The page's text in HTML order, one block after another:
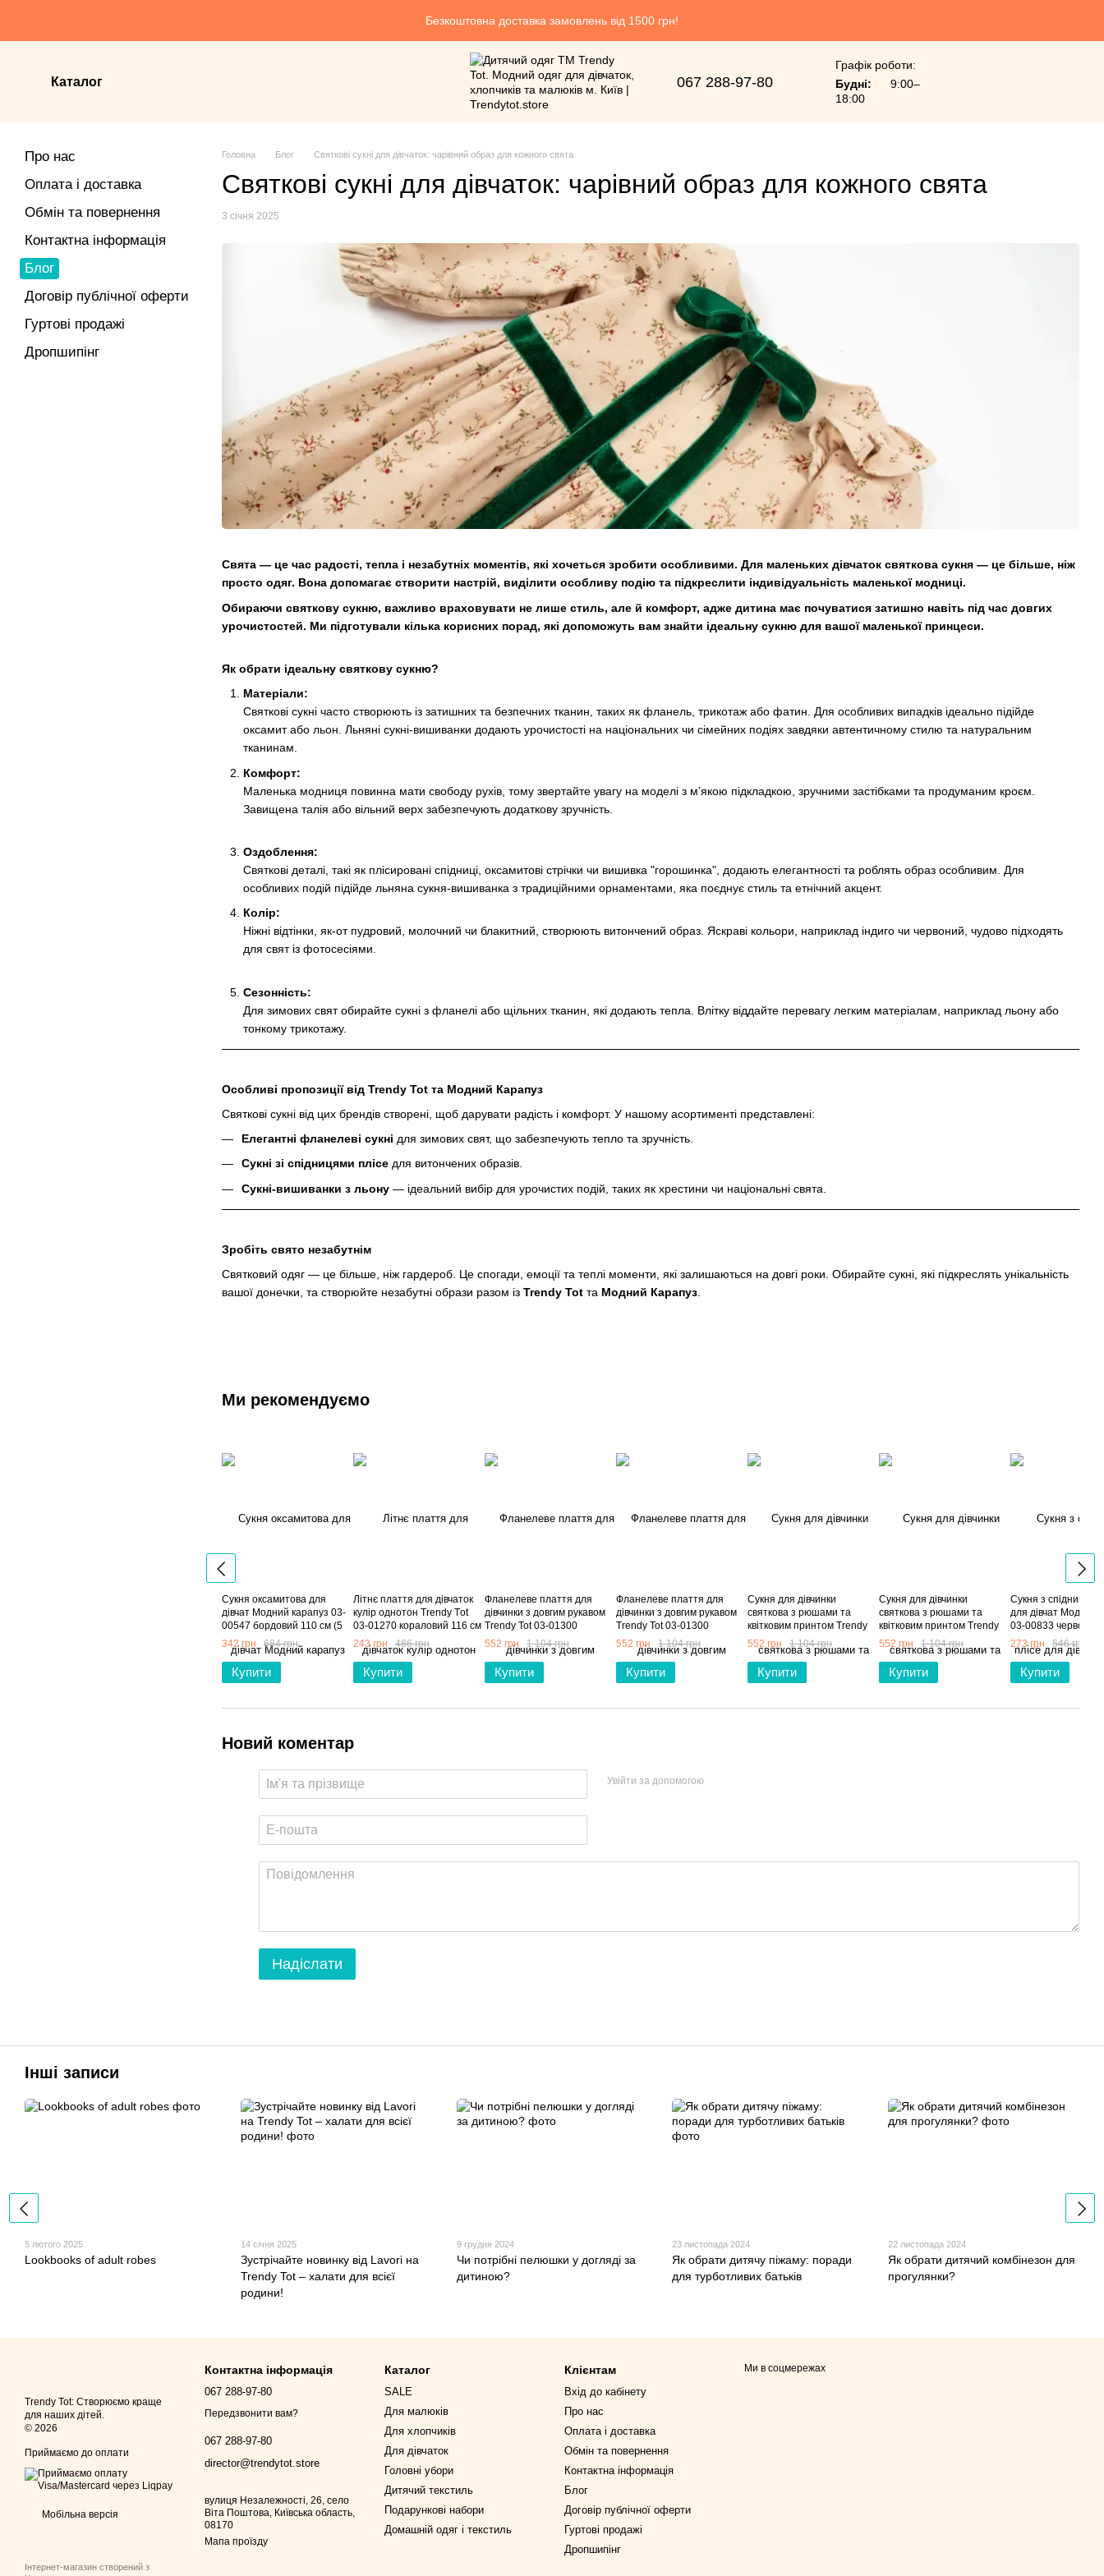
Безкоштовна доставка замовлень від 1500 грн!
Каталог 067 288-97-80
Графік роботи:
Будні:
9:00–
18:00
Головна Блог Святкові сукні для дівчаток: чарівний образ для кожного свята
Святкові сукні для дівчаток: чарівний образ для кожного свята
3 січня 2025
Свята — це час радості, тепла і незабутніх моментів, які хочеться зробити особливими. Для маленьких дівчаток святкова сукня — це більше, ніж
просто одяг. Вона допомагає створити настрій, виділити особливу подію та підкреслити індивідуальність маленької модниці.
Обираючи святкову сукню, важливо враховувати не лише стиль, але й комфорт, адже дитина має почуватися затишно навіть під час довгих
урочистостей. Ми підготували кілька корисних порад, які допоможуть вам знайти ідеальну сукню для вашої маленької принцеси.
Як обрати ідеальну святкову сукню?
Матеріали:
Святкові сукні часто створюють із затишних та безпечних тканин, таких як фланель, трикотаж або фатин. Для особливих випадків ідеально підійде
оксамит або льон. Льняні сукні-вишиванки додають урочистості на національних чи сімейних подіях завдяки автентичному стилю та натуральним
тканинам.
Комфорт:
Маленька модниця повинна мати свободу рухів, тому звертайте увагу на моделі з м’якою підкладкою, зручними застібками та продуманим кроєм.
Завищена талія або вільний верх забезпечують додаткову зручність.
Оздоблення:
Святкові деталі, такі як плісировані спідниці, оксамитові стрічки чи вишивка "горошинка", додають елегантності та роблять образ особливим. Для
особливих подій підійде льняна сукня-вишиванка з традиційними орнаментами, яка поєднує стиль та етнічний акцент.
Колір:
Ніжні відтінки, як-от пудровий, молочний чи блакитний, створюють витончений образ. Яскраві кольори, наприклад індиго чи червоний, чудово підходять
для свят із фотосесіями.
Сезонність:
Для зимових свят обирайте сукні з фланелі або щільних тканин, які додають тепла. Влітку віддайте перевагу легким матеріалам, наприклад льону або
тонкому трикотажу.
Особливі пропозиції від Trendy Tot та Модний Карапуз
Святкові сукні від цих брендів створені, щоб дарувати радість і комфорт. У нашому асортименті представлені:
Елегантні фланелеві сукні для зимових свят, що забезпечують тепло та зручність.
Сукні зі спідницями плісе для витончених образів.
Сукні-вишиванки з льону — ідеальний вибір для урочистих подій, таких як хрестини чи національні свята.
Зробіть свято незабутнім
Святковий одяг — це більше, ніж гардероб. Це спогади, емоції та теплі моменти, які залишаються на довгі роки. Обирайте сукні, які підкреслять унікальність
вашої донечки, та створюйте незабутні образи разом із Trendy Tot та Модний Карапуз
Ми рекомендуємо
Сукня оксамитова для
дівчат Модний карапуз 03-
00547 бордовий 110 см (5
років)
342 грн 684 грн
Купити
Літнє плаття для дівчаток
кулір однотон Trendy Тot
03-01270 кораловий 116 см
(6 років)
243 грн 486 грн
Купити
Фланелеве плаття для
дівчинки з довгим рукавом
Trendy Tot 03-01300
зелений 128 см (8 років)
552 грн 1 104 грн
Купити
Фланелеве плаття для
дівчинки з довгим рукавом
Trendy Tot 03-01300
пудровий 122 см (7 років)
552 грн 1 104 грн
Купити
Сукня для дівчинки
святкова з рюшами та
квітковим принтом Trendy
Tot 03-01299 блакитний 98
см (3 роки)
552 грн 1 104 грн
Купити
Сукня для дівчинки
святкова з рюшами та
квітковим принтом Trendy
Tot 03-01299 бежевий 86 см
(18 мiс.)
552 грн 1 104 грн
Купити
Сукня з спідницею
для дівчат Модний
03-00833 червоний
роки)
273 грн 546 грн
Купити
Новий коментар
Увійти за допомогою
Надіслати
Про нас
Оплата і доставка
Обмін та повернення
Контактна інформація
Блог
Договір публічної оферти
Гуртові продажі
Дропшипінг
Інші записи
5 лютого 2025
Lookbooks of adult robes
14 січня 2025
Зустрічайте новинку від Lavori на
Trendy Tot – халати для всієї
родини!
9 грудня 2024
Чи потрібні пелюшки у догляді за
дитиною?
23 листопада 2024
Як обрати дитячу піжаму: поради
для турботливих батьків
22 листопада 2024
Як обрати дитячий комбінезон для
прогулянки?
Trendy Tot: Створюємо краще
для наших дітей.
© 2026
Приймаємо до оплати
Мобільна версія
Інтернет-магазин створений з
Контактна інформація
067 288-97-80
Передзвонити вам?
067 288-97-80
director@trendytot.store
вулиця Незалежності, 26, село
Віта Поштова, Київська область,
08170
Мапа проїзду
Каталог
SALE
Для малюків
Для хлопчиків
Для дівчаток
Головні убори
Дитячий текстиль
Подарункові набори
Домашній одяг і текстиль
Клієнтам
Вхід до кабінету
Про нас
Оплата і доставка
Обмін та повернення
Контактна інформація
Блог
Договір публічної оферти
Гуртові продажі
Дропшипінг
Ми в соцмережах